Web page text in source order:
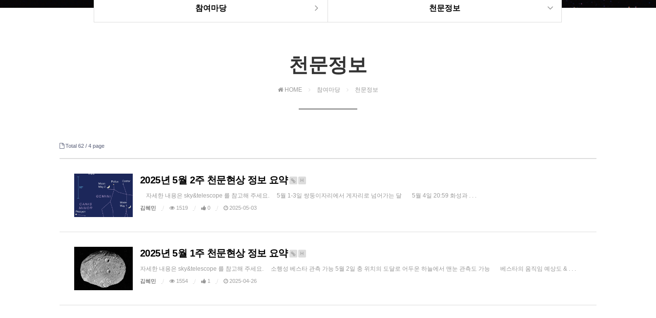
참여마당 천문정보
천문정보
HOME 참여마당 천문정보
Total 62 / 4 page
2025년 5월 2주 천문현상 정보 요약 H
자세한 내용은 sky&telescope 를 참고해 주세요. 5월 1-3일 쌍둥이자리에서 게자리로 넘어가는 달 5월 4일 20:59 화성과 . . .
김혜민 1519 0 2025-05-03
2025년 5월 1주 천문현상 정보 요약 H
자세한 내용은 sky&telescope 를 참고해 주세요. 소행성 베스타 관측 가능 5월 2일 충 위치의 도달로 어두운 하늘에서 맨눈 관측도 가능 베스타의 움직임 예상도 & . . .
김혜민 1554 1 2025-04-26